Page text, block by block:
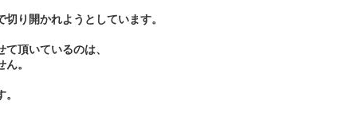
り開かれようとしています。
頂いているのは、
。